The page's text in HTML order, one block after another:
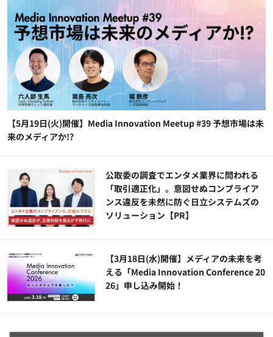
【5月19日(火)開催】Media Innovation Meetup #39 予想市場は未
来のメディアか!?
公​​取委の調査でエンタメ業界に問われる
「取引適正化」。意図せぬコンプライア
ンス違反を未然に防ぐ日立システムズの
ソリューション​【PR】
【3月18日(水)開催】メディアの未来を考
える「Media Innovation Conference 20
26」申し込み開始！